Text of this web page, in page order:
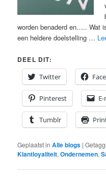
worden benaderd en….. Wat
een heldere doelstelling …
DEEL DIT:
Twitter
Pinterest
Tumblr
Geplaatst in Alle blogs |
Klantloyaliteit,Ondernemen,